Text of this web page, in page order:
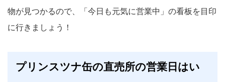
物が見つかるので、「今日も元気に営業中」の看板を目印
に行きましょう！
プリンスツナ缶の直売所の営業日はい